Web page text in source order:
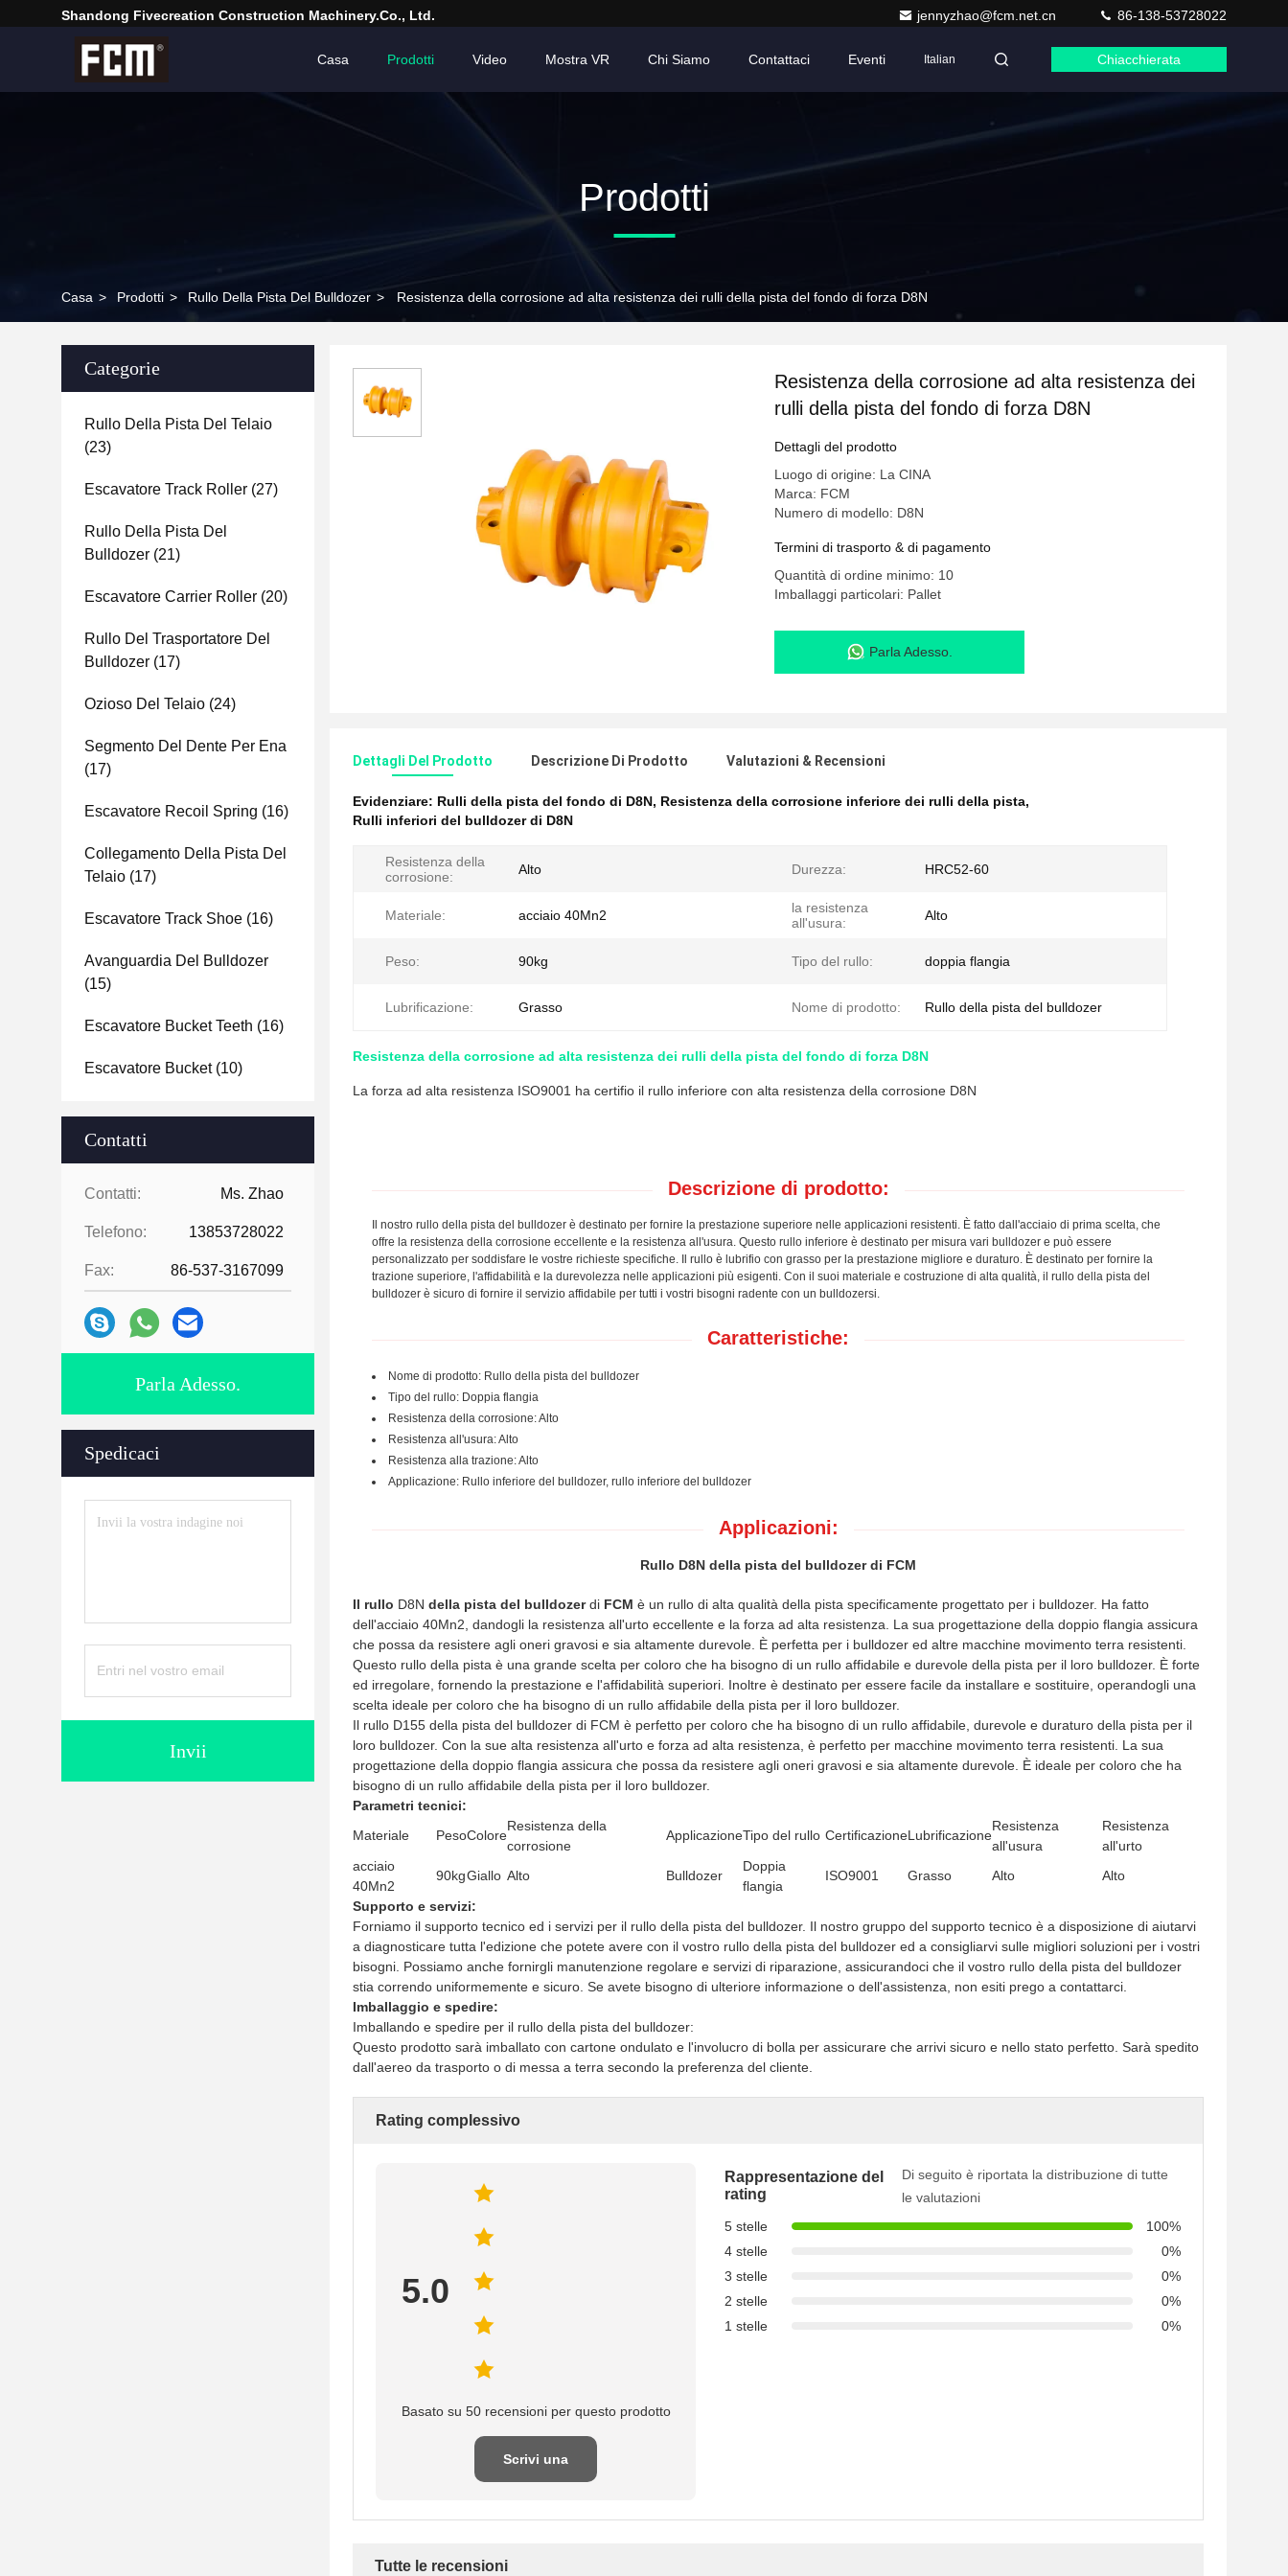
Shandong Fivecreation Construction Machinery.Co., Ltd. jennyzhao@fcm.net.cn 86-138-53728022
Casa Prodotti Video Mostra VR Chi Siamo Contattaci Eventi Italian Chiacchierata
Prodotti
Casa > Prodotti > Rullo Della Pista Del Bulldozer > Resistenza della corrosione ad alta resistenza dei rulli della pista del fondo di forza D8N
Categorie
Rullo Della Pista Del Telaio
(23)
Escavatore Track Roller (27)
Rullo Della Pista Del
Bulldozer (21)
Escavatore Carrier Roller (20)
Rullo Del Trasportatore Del
Bulldozer (17)
Ozioso Del Telaio (24)
Segmento Del Dente Per Ena
(17)
Escavatore Recoil Spring (16)
Collegamento Della Pista Del
Telaio (17)
Escavatore Track Shoe (16)
Avanguardia Del Bulldozer
(15)
Escavatore Bucket Teeth (16)
Escavatore Bucket(10)
Contatti
Contatti: Ms. Zhao
Telefono: 13853728022
Fax: 86-537-3167099
Parla Adesso.
Spedicaci
Invii
Resistenza della corrosione ad alta resistenza dei
rulli della pista del fondo di forza D8N
Dettagli del prodotto
Luogo di origine: La CINA
Marca: FCM
Numero di modello: D8N
Termini di trasporto & di pagamento
Quantità di ordine minimo: 10
Imballaggi particolari: Pallet
Parla Adesso.
Dettagli Del Prodotto Descrizione Di Prodotto Valutazioni & Recensioni
Evidenziare: Rulli della pista del fondo di D8N, Resistenza della corrosione inferiore dei rulli della pista,
Rulli inferiori del bulldozer di D8N
Resistenza della
corrosione:
Alto Durezza: HRC52-60
Materiale: acciaio 40Mn2
la resistenza
all'usura:
Alto
Peso: 90kg Tipo del rullo: doppia flangia
Lubrificazione: Grasso Nome di prodotto: Rullo della pista del bulldozer
Resistenza della corrosione ad alta resistenza dei rulli della pista del fondo di forza D8N
La forza ad alta resistenza ISO9001 ha certifio il rullo inferiore con alta resistenza della corrosione D8N
Descrizione di prodotto:
Il nostro rullo della pista del bulldozer è destinato per fornire la prestazione superiore nelle applicazioni resistenti. È fatto dall'acciaio di prima scelta, che
offre la resistenza della corrosione eccellente e la resistenza all'usura. Questo rullo inferiore è destinato per misura vari bulldozer e può essere
personalizzato per soddisfare le vostre richieste specifiche. Il rullo è lubrifio con grasso per la prestazione migliore e duraturo. È destinato per fornire la
trazione superiore, l'affidabilità e la durevolezza nelle applicazioni più esigenti. Con il suoi materiale e costruzione di alta qualità, il rullo della pista del
bulldozer è sicuro di fornire il servizio affidabile per tutti i vostri bisogni radente con un bulldozersi.
Caratteristiche:
Nome di prodotto: Rullo della pista del bulldozer
Tipo del rullo: Doppia flangia
Resistenza della corrosione: Alto
Resistenza all'usura: Alto
Resistenza alla trazione: Alto
Applicazione: Rullo inferiore del bulldozer, rullo inferiore del bulldozer
Applicazioni:
Rullo D8N della pista del bulldozer di FCM
Il rullo D8N della pista del bulldozerdi FCM è un rullo di alta qualità della pista specificamente progettato per i bulldozer. Ha fatto
dell'acciaio 40Mn2, dandogli la resistenza all'urto eccellente e la forza ad alta resistenza. La sua progettazione della doppio flangia assicura
che possa da resistere agli oneri gravosi e sia altamente durevole. È perfetta per i bulldozer ed altre macchine movimento terra resistenti.
Questo rullo della pista è una grande scelta per coloro che ha bisogno di un rullo affidabile e durevole della pista per il loro bulldozer. È forte
ed irregolare, fornendo la prestazione e l'affidabilità superiori. Inoltre è destinato per essere facile da installare e sostituire, operandogli una
scelta ideale per coloro che ha bisogno di un rullo affidabile della pista per il loro bulldozer.
Il rullo D155 della pista del bulldozer di FCM è perfetto per coloro che ha bisogno di un rullo affidabile, durevole e duraturo della pista per il
loro bulldozer. Con la sue alta resistenza all'urto e forza ad alta resistenza, è perfetto per macchine movimento terra resistenti. La sua
progettazione della doppio flangia assicura che possa da resistere agli oneri gravosi e sia altamente durevole. È ideale per coloro che ha
bisogno di un rullo affidabile della pista per il loro bulldozer.
Parametri tecnici:
Materiale
PesoColore
Resistenza della
corrosione
ApplicazioneTipo del rullo CertificazioneLubrificazione
Resistenza
all'usura
Resistenza
all'urto
acciaio
40Mn2
90kgGiallo Alto Bulldozer
Doppia
flangia
ISO9001 Grasso Alto
Alto
Supporto e servizi:
Forniamo il supporto tecnico ed i servizi per il rullo della pista del bulldozer. Il nostro gruppo del supporto tecnico è a disposizione di aiutarvi
a diagnosticare tutta l'edizione che potete avere con il vostro rullo della pista del bulldozer ed a consigliarvi sulle migliori soluzioni per i vostri
bisogni. Possiamo anche fornirgli manutenzione regolare e servizi di riparazione, assicurandoci che il vostro rullo della pista del bulldozer
stia correndo uniformemente e sicuro. Se avete bisogno di ulteriore informazione o dell'assistenza, non esiti prego a contattarci.
Imballaggio e spedire:
Imballando e spedire per il rullo della pista del bulldozer:
Questo prodotto sarà imballato con cartone ondulato e l'involucro di bolla per assicurare che arrivi sicuro e nello stato perfetto. Sarà spedito
dall'aereo da trasporto o di messa a terra secondo la preferenza del cliente.
Rating complessivo
5.0
Basato su 50 recensioni per questo prodotto
Scrivi una
Rappresentazione del
rating
Di seguito è riportata la distribuzione di tutte
le valutazioni
5 stelle
100%
4 stelle
0%
3 stelle
0%
2 stelle
0%
1 stelle
0%
Tutte le recensioni